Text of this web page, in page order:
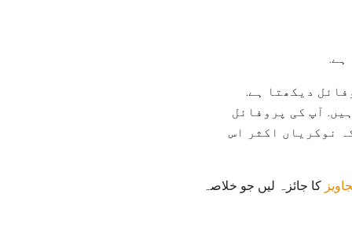
ہے.
دیکھتا ہے.
آپ کی پروفائل
نوکریاں اکثر اس
کا جائزہ لیں جو خلاصہ